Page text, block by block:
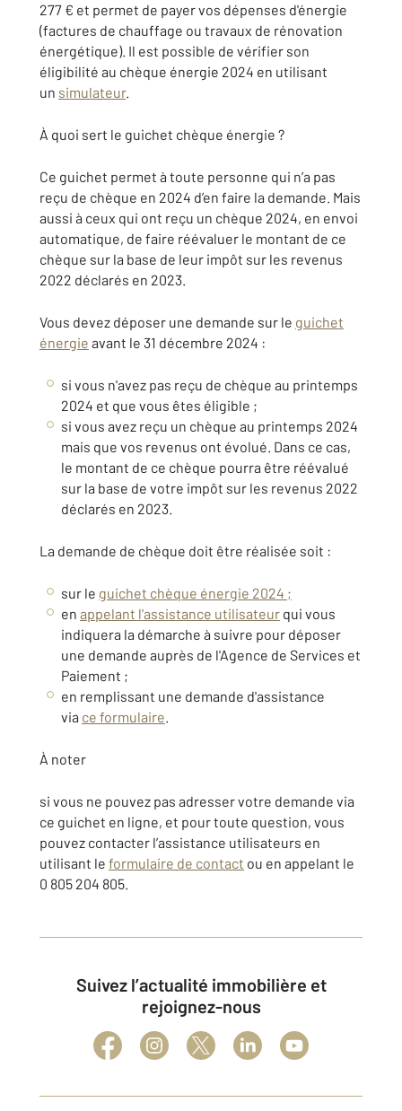
277 € et permet de payer vos dépenses d'énergie
(factures de chauffage ou travaux de rénovation
énergétique). Il est possible de vérifier son
éligibilité au chèque énergie 2024 en utilisant
un simulateur.
À quoi sert le guichet chèque énergie ?
Ce guichet permet à toute personne qui n’a pas
reçu de chèque en 2024 d’en faire la demande. Mais
aussi à ceux qui ont reçu un chèque 2024, en envoi
automatique, de faire réévaluer le montant de ce
chèque sur la base de leur impôt sur les revenus
2022 déclarés en 2023.
Vous devez déposer une demande sur le guichet
énergie avant le 31 décembre 2024 :
si vous n'avez pas reçu de chèque au printemps
2024 et que vous êtes éligible ;
si vous avez reçu un chèque au printemps 2024
mais que vos revenus ont évolué. Dans ce cas,
le montant de ce chèque pourra être réévalué
sur la base de votre impôt sur les revenus 2022
déclarés en 2023.
La demande de chèque doit être réalisée soit :
sur le guichet chèque énergie 2024 ;
en appelant l'assistance utilisateur qui vous
indiquera la démarche à suivre pour déposer
une demande auprès de l'Agence de Services et
Paiement ;
en remplissant une demande d'assistance
via ce formulaire.
À noter
si vous ne pouvez pas adresser votre demande via
ce guichet en ligne, et pour toute question, vous
pouvez contacter l’assistance utilisateurs en
utilisant le formulaire de contact ou en appelant le
0 805 204 805.
Suivez l’actualité immobilière et
rejoignez-nous